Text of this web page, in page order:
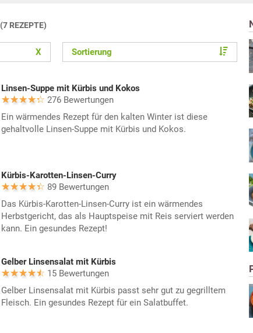
(7 REZEPTE)
X Sortierung
Linsen-Suppe mit Kürbis und Kokos
276 Bewertungen
Ein wärmendes Rezept für den kalten Winter ist diese
gehaltvolle Linsen-Suppe mit Kürbis und Kokos.
Kürbis-Karotten-Linsen-Curry
89 Bewertungen
Das Kürbis-Karotten-Linsen-Curry ist ein wärmendes
Herbstgericht, das als Hauptspeise mit Reis serviert werden
kann. Ein gesundes Rezept!
Gelber Linsensalat mit Kürbis
15 Bewertungen
Gelber Linsensalat mit Kürbis passt sehr gut zu gegrilltem
Fleisch. Ein gesundes Rezept für ein Salatbuffet.